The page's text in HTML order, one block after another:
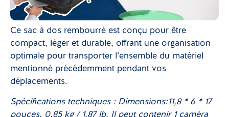
Ce sac à dos rembourré est conçu pour être
compact, léger et durable, offrant une organisation
optimale pour transporter l’ensemble du matériel
mentionné précédemment pendant vos
déplacements.
Spécifications techniques : Dimensions:11,8 * 6 * 17
pouces, 0,85 kg / 1,87 lb. Il peut contenir 1 caméra